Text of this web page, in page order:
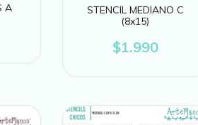
A
STENCIL MEDIANO C
(8x15)
$1.990